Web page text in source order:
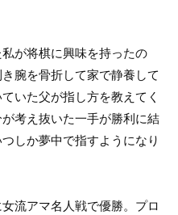
が将棋に興味を持ったの
腕を骨折して家で静養して
いた父が指し方を教えてく
考え抜いた一手が勝利に結
しか夢中で指すようになり
流アマ名人戦で優勝。プロ